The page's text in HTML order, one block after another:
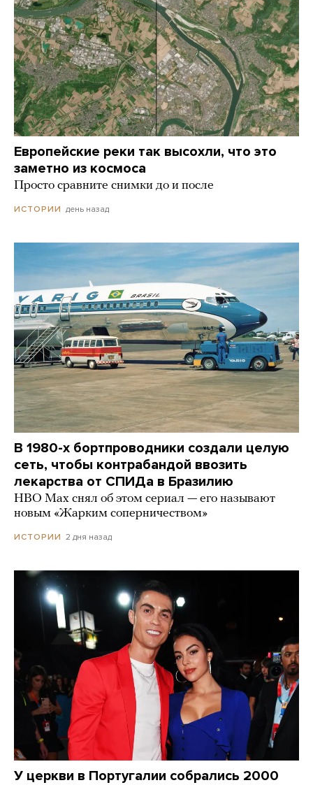
Европейские реки так высохли, что это
заметно из космоса
Просто сравните снимки до и после
ИСТОРИИ день назад
В 1980-х бортпроводники создали целую
сеть, чтобы контрабандой ввозить
лекарства от СПИДа в Бразилию
HBO Max снял об этом сериал — его называют
новым «Жарким соперничеством»
ИСТОРИИ 2 дня назад
У церкви в Португалии собрались 2000